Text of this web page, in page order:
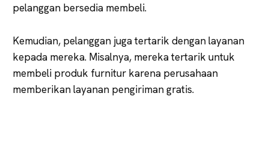
pelanggan bersedia membeli.
Kemudian, pelanggan juga tertarik dengan layanan
kepada mereka. Misalnya, mereka tertarik untuk
membeli produk furnitur karena perusahaan
memberikan layanan pengiriman gratis.